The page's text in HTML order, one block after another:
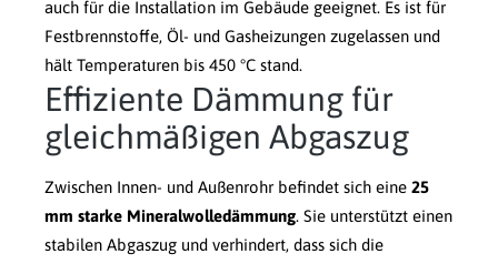
auch für die Installation im Gebäude geeignet. Es ist für
Festbrennstoffe, Öl- und Gasheizungen zugelassen und
hält Temperaturen bis 450 °C stand.
Effiziente Dämmung für
gleichmäßigen Abgaszug
Zwischen Innen- und Außenrohr befindet sich eine 25
mm starke Mineralwolledämmung. Sie unterstützt einen
stabilen Abgaszug und verhindert, dass sich die